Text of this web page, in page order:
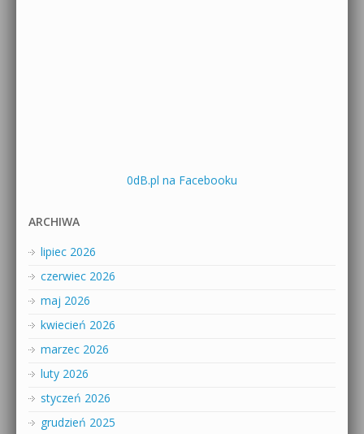
0dB.pl na Facebooku
ARCHIWA
lipiec 2026
czerwiec 2026
maj 2026
kwiecień 2026
marzec 2026
luty 2026
styczeń 2026
grudzień 2025